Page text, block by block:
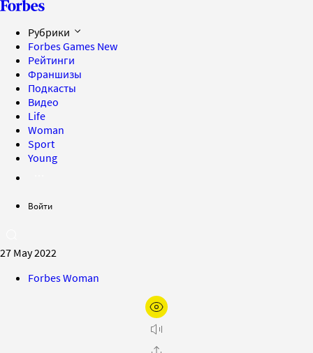
Рубрики
Forbes Games New
Рейтинги
Франшизы
Подкасты
Видео
Life
Woman
Sport
Young
Войти
27 May 2022
Forbes Woman